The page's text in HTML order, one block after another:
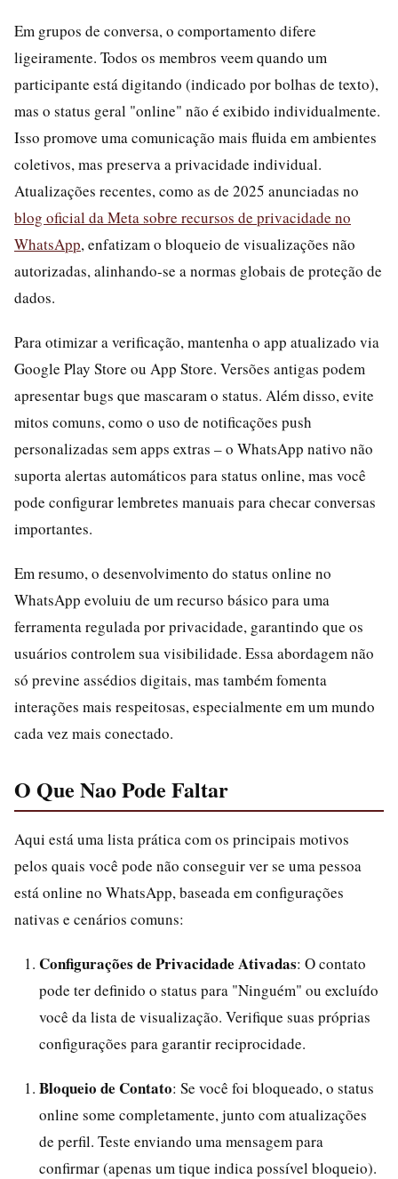
Em grupos de conversa, o comportamento difere
ligeiramente. Todos os membros veem quando um
participante está digitando (indicado por bolhas de texto),
mas o status geral "online" não é exibido individualmente.
Isso promove uma comunicação mais fluida em ambientes
coletivos, mas preserva a privacidade individual.
Atualizações recentes, como as de 2025 anunciadas no
blog oficial da Meta sobre recursos de privacidade no
WhatsApp, enfatizam o bloqueio de visualizações não
autorizadas, alinhando-se a normas globais de proteção de
dados.
Para otimizar a verificação, mantenha o app atualizado via
Google Play Store ou App Store. Versões antigas podem
apresentar bugs que mascaram o status. Além disso, evite
mitos comuns, como o uso de notificações push
personalizadas sem apps extras – o WhatsApp nativo não
suporta alertas automáticos para status online, mas você
pode configurar lembretes manuais para checar conversas
importantes.
Em resumo, o desenvolvimento do status online no
WhatsApp evoluiu de um recurso básico para uma
ferramenta regulada por privacidade, garantindo que os
usuários controlem sua visibilidade. Essa abordagem não
só previne assédios digitais, mas também fomenta
interações mais respeitosas, especialmente em um mundo
cada vez mais conectado.
O Que Nao Pode Faltar
Aqui está uma lista prática com os principais motivos
pelos quais você pode não conseguir ver se uma pessoa
está online no WhatsApp, baseada em configurações
nativas e cenários comuns:
Configurações de Privacidade Ativadas: O contato
pode ter definido o status para "Ninguém" ou excluído
você da lista de visualização. Verifique suas próprias
configurações para garantir reciprocidade.
Bloqueio de Contato: Se você foi bloqueado, o status
online some completamente, junto com atualizações
de perfil. Teste enviando uma mensagem para
confirmar (apenas um tique indica possível bloqueio).